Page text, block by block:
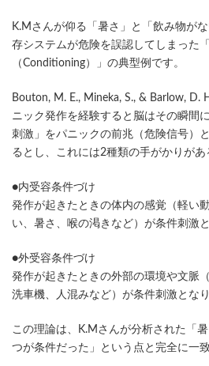
K.Mさんが仰る「暑さ」と「飲み物が
存システムが危険を誤認してしまった
（Conditioning）」の典型例です。
Bouton, M. E., Mineka, S., & Barlow, D.
ニック発作を経験すると脳はその瞬間
刺激」をパニックの前兆（危険信号）
るとし、これには2種類の手がかりがあ
●内受容条件づけ
発作が起きたときの体内の感覚（軽い
い、暑さ、喉の渇きなど）が条件刺激
●外受容条件づけ
発作が起きたときの外部の環境や文脈
洗車機、人混みなど）が条件刺激となり
この理論は、K.Mさんが分析された「
つが条件だった」という点と完全に一